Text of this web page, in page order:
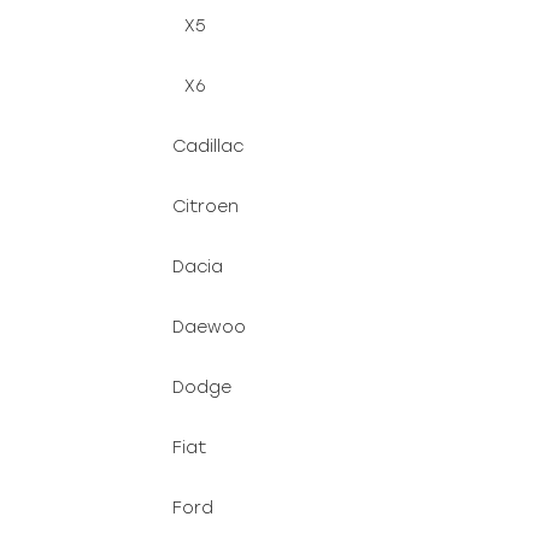
X5
X6
Cadillac
Citroen
Dacia
Daewoo
Dodge
Fiat
Ford